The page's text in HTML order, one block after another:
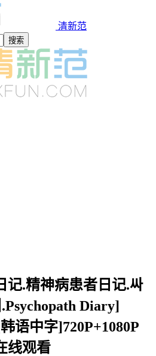
清新范
记.精神病患者日记.싸
.Psychopath Diary]
语中字]720P+1080P
线观看